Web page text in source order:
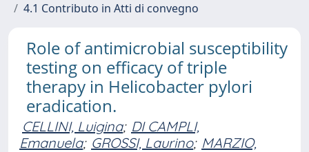
4.1 Contributo in Atti di convegno
Role of antimicrobial susceptibility
testing on efficacy of triple
therapy in Helicobacter pylori
eradication.
CELLINI, Luigina; DI CAMPLI,
Emanuela; GROSSI, Laurino; MARZIO,